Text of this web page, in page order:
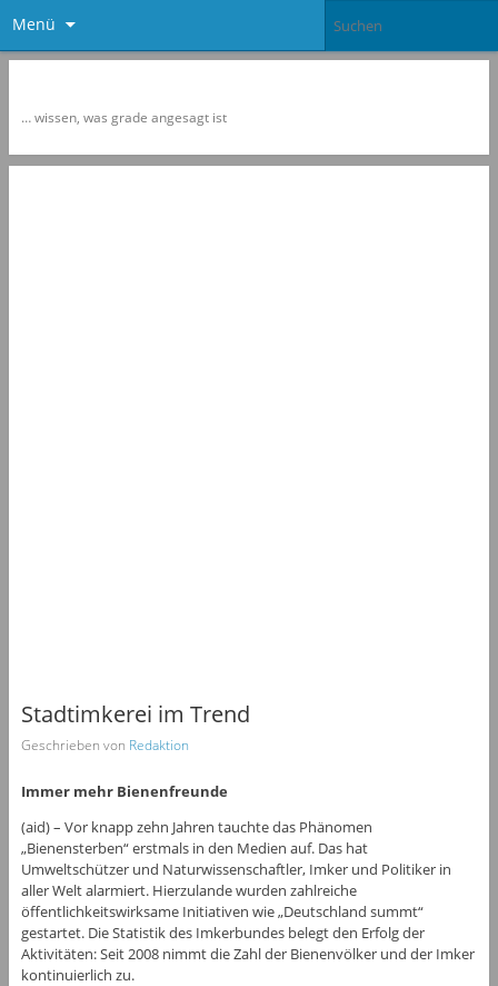
Menü
… wissen, was grade angesagt ist
Stadtimkerei im Trend
Geschrieben von Redaktion
Immer mehr Bienenfreunde
(aid) – Vor knapp zehn Jahren tauchte das Phänomen
„Bienensterben“ erstmals in den Medien auf. Das hat
Umweltschützer und Naturwissenschaftler, Imker und Politiker in
aller Welt alarmiert. Hierzulande wurden zahlreiche
öffentlichkeitswirksame Initiativen wie „Deutschland summt“
gestartet. Die Statistik des Imkerbundes belegt den Erfolg der
Aktivitäten: Seit 2008 nimmt die Zahl der Bienenvölker und der Imker
kontinuierlich zu.